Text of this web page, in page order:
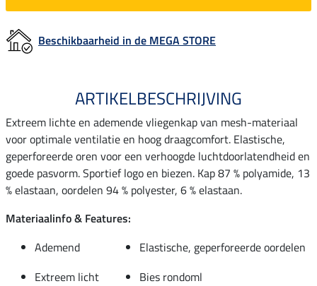
Beschikbaarheid in de MEGA STORE
ARTIKELBESCHRIJVING
Extreem lichte en ademende vliegenkap van mesh-materiaal
voor optimale ventilatie en hoog draagcomfort. Elastische,
geperforeerde oren voor een verhoogde luchtdoorlatendheid en
goede pasvorm. Sportief logo en biezen. Kap 87 % polyamide, 13
% elastaan, oordelen 94 % polyester, 6 % elastaan.
Materiaalinfo & Features:
Ademend
Elastische, geperforeerde oordelen
Extreem licht
Bies rondoml